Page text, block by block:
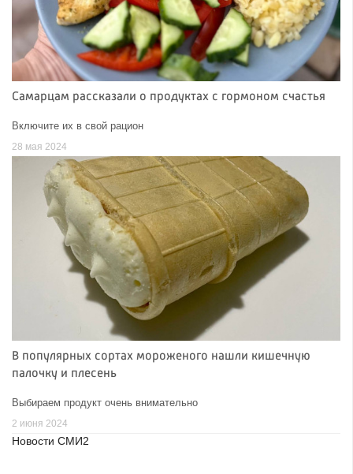
Самарцам рассказали о продуктах с гормоном счастья
Включите их в свой рацион
28 мая 2024
В популярных сортах мороженого нашли кишечную
палочку и плесень
Выбираем продукт очень внимательно
2 июня 2024
Новости СМИ2